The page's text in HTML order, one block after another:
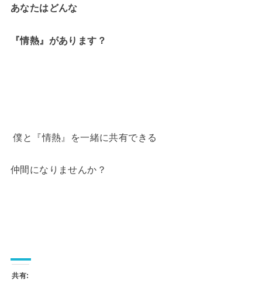
あなたはどんな
『情熱』があります？
僕と『情熱』を一緒に共有できる
仲間になりませんか？
共有: